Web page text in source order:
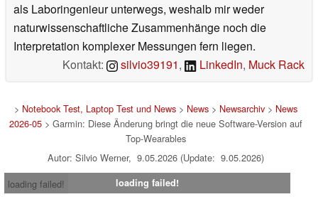
als Laboringenieur unterwegs, weshalb mir weder
naturwissenschaftliche Zusammenhänge noch die
Interpretation komplexer Messungen fern liegen.
Kontakt:
silvio39191, LinkedIn, Muck Rack
> Notebook Test, Laptop Test und News> News> Newsarchiv> News
2026-05> Garmin: Diese Änderung bringt die neue Software-Version auf
Top-Wearables
Autor: Silvio Werner, 9.05.2026 (Update: 9.05.2026)
loading failed!
loading failed!